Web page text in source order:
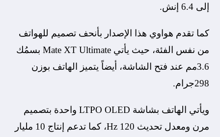
إلى 6.4 إنش.
كما تقدم هواوي هذا الإصدار بأنحف تصميم للهواتف
من نفس الفئة، حيث يأتي Mate XT Ultimate بسمُك
3.6مم عند فتح الشاشة، أيضاً يتميز الهاتف بوزن
298جرام.
ويأتي الهاتف بشاشة LTPO OLED واحدة بتصميم
مرن ومعدل تحديث 120 Hz، كما تدعم إنتاج 10 مليار